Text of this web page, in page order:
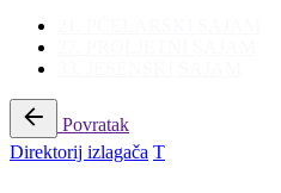
Povratak
Direktorij izlagača T